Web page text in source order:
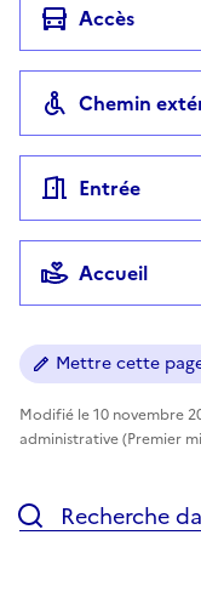
Accès
Chemin
Entrée
Accueil
Mettre cette
Modifié le 10 novembre
administrative (Premier
Recherche